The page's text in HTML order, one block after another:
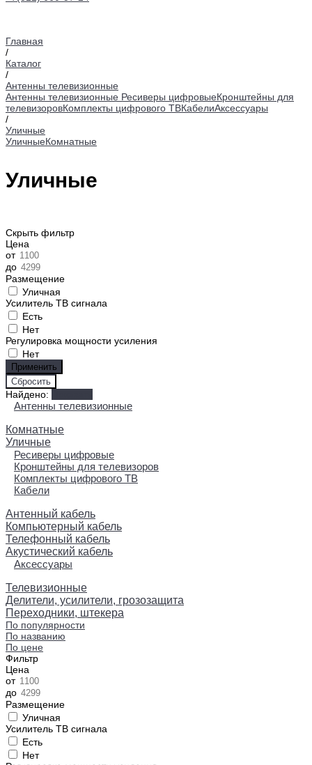
Главная
/
Каталог
/
Антенны телевизионные
Антенны телевизионные Ресиверы цифровыеКронштейны для
телевизоровКомплекты цифрового ТВКабелиАксессуары
/
Уличные
УличныеКомнатные
Уличные
Скрыть фильтр
Цена
от
до
Размещение
Уличная
Усилитель ТВ сигнала
Есть
Нет
Регулировка мощности усиления
Нет
Найдено:
Антенны телевизионные
Комнатные
Уличные
Ресиверы цифровые
Кронштейны для телевизоров
Комплекты цифрового ТВ
Кабели
Антенный кабель
Компьютерный кабель
Телефонный кабель
Акустический кабель
Аксессуары
Телевизионные
Делители, усилители, грозозащита
Переходники, штекера
По популярности
По названию
По цене
Фильтр
Цена
от
до
Размещение
Уличная
Усилитель ТВ сигнала
Есть
Нет